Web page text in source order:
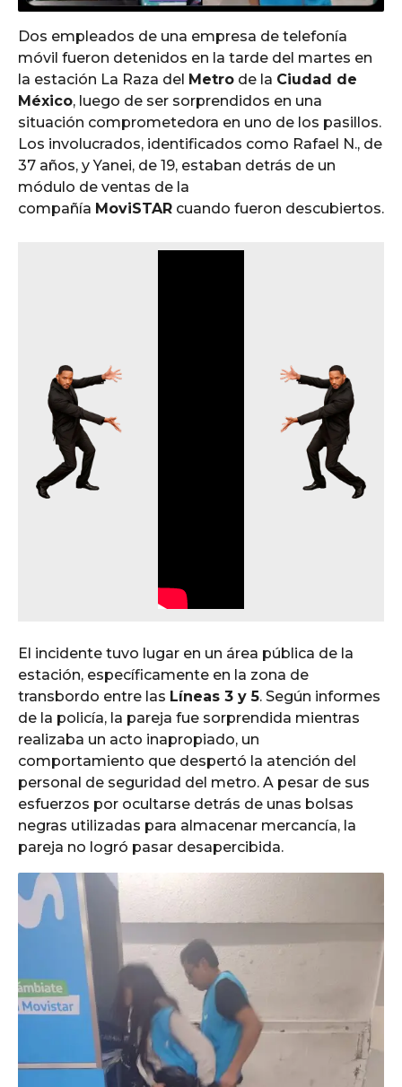
Dos empleados de una empresa de telefonía
móvil fueron detenidos en la tarde del martes en
la estación La Raza del Metro de la Ciudad de
México, luego de ser sorprendidos en una
situación comprometedora en uno de los pasillos.
Los involucrados, identificados como Rafael N., de
37 años, y Yanei, de 19, estaban detrás de un
módulo de ventas de la
compañía MoviSTAR cuando fueron descubiertos.
El incidente tuvo lugar en un área pública de la
estación, específicamente en la zona de
transbordo entre las Líneas 3 y 5. Según informes
de la policía, la pareja fue sorprendida mientras
realizaba un acto inapropiado, un
comportamiento que despertó la atención del
personal de seguridad del metro. A pesar de sus
esfuerzos por ocultarse detrás de unas bolsas
negras utilizadas para almacenar mercancía, la
pareja no logró pasar desapercibida.